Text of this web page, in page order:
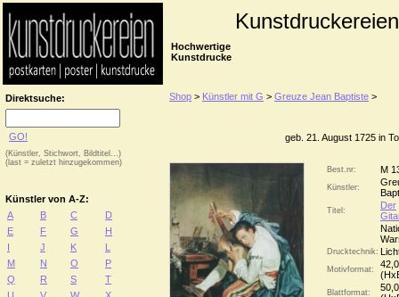
Hochwertige
Kunstdrucke
Direktsuche:
GO!
(Künstler, Stichwort, Bildtitel...)
(last = zuletzt hinzugekommen)
Künstler von A-Z:
A
B C
D
E
F G
H
I
J K
L
M
N O
P
Q
R S
T
Shop > Künstler mit G > Greuze Jean Baptiste >
geb. 21. August 1725 in
Best.nr: M
Künstler:
Titel:
Der
Drucktechnik:
Motivformat:
Blattformat: